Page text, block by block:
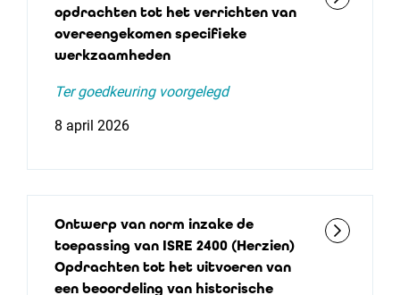
opdrachten tot het verrichten van
overeengekomen specifieke
werkzaamheden
Ter goedkeuring voorgelegd
8 april 2026
Ontwerp van norm inzake de
toepassing van ISRE 2400 (Herzien)
Opdrachten tot het uitvoeren van
een beoordeling van historische